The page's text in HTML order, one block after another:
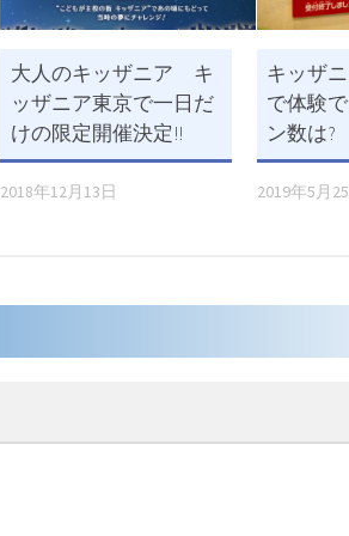
大人のキッザニア キ
ッザニア東京で一日だ
けの限定開催決定!!
2018年12月13日
キッザ
で体験
ン数は?
2019年5月